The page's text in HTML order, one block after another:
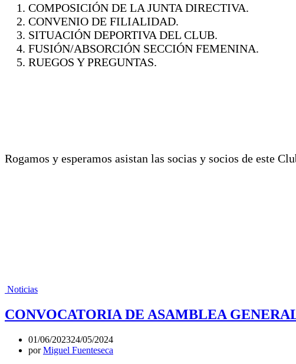
COMPOSICIÓN DE LA JUNTA DIRECTIVA.
CONVENIO DE FILIALIDAD.
SITUACIÓN DEPORTIVA DEL CLUB.
FUSIÓN/ABSORCIÓN SECCIÓN FEMENINA.
RUEGOS Y PREGUNTAS.
Rogamos y esperamos asistan las socias y socios de este
Noticias
CONVOCATORIA DE ASAMBLEA
01/06/202324/05/2024
porMiguel Fuenteseca